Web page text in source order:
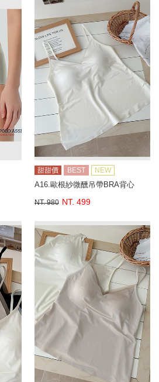
甜甜價 BEST NEW
A16.歐根紗微醺吊帶BRA背心
NT. 980 NT. 499